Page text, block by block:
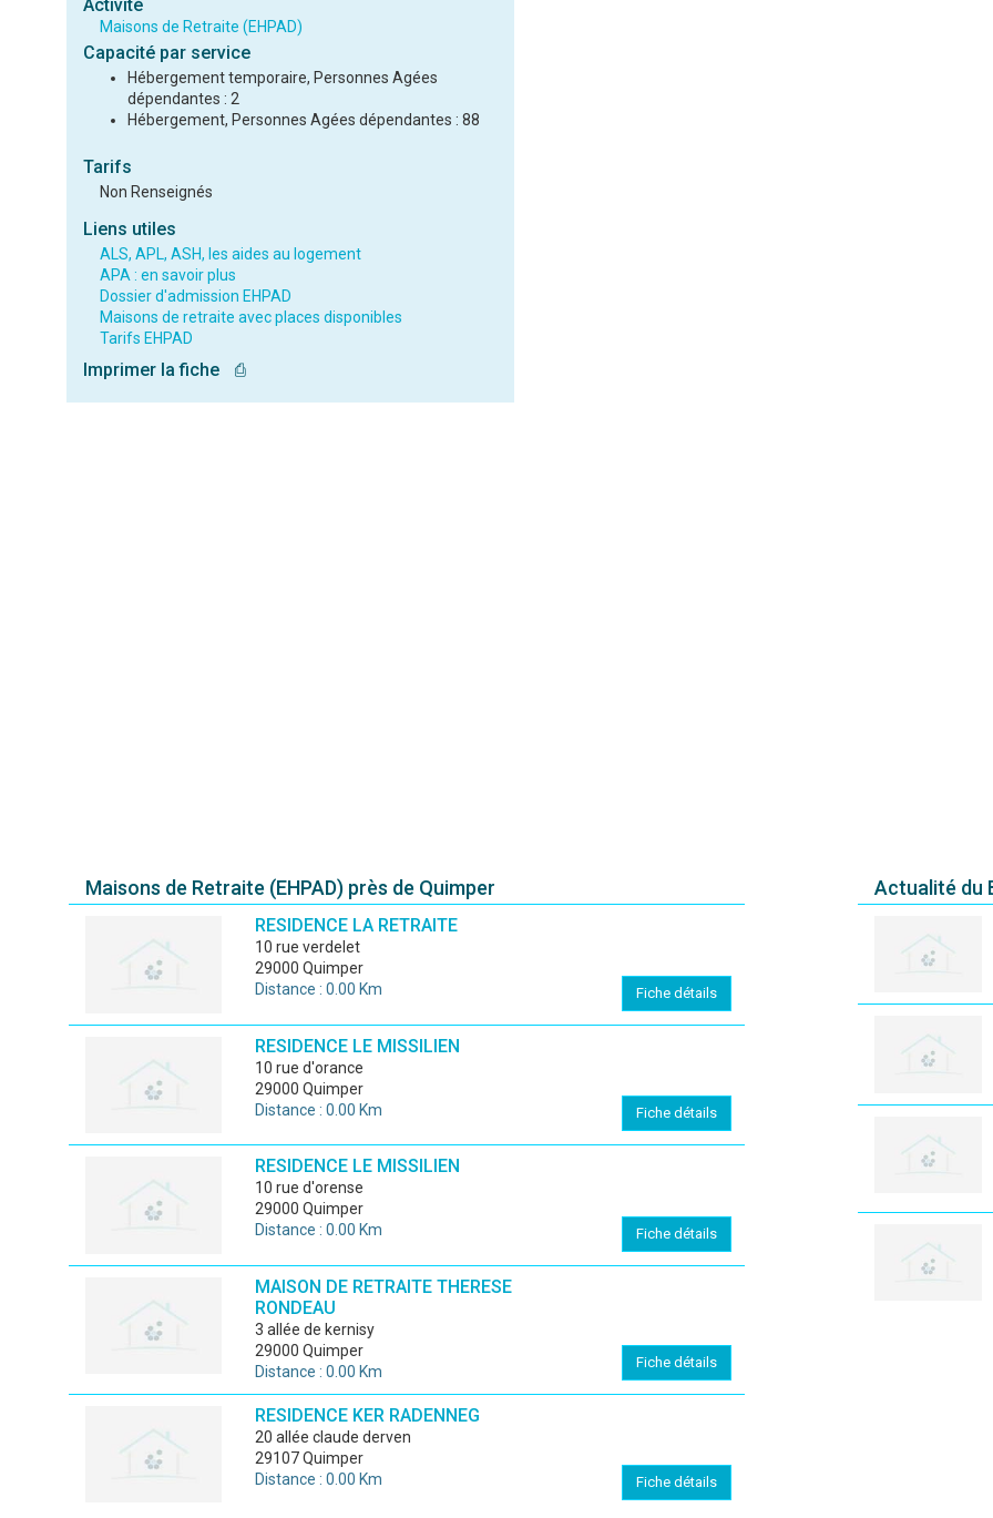
Activité
Maisons de Retraite (EHPAD)
Capacité par service
Hébergement temporaire, Personnes Agées
dépendantes : 2
Hébergement, Personnes Agées dépendantes : 88
Tarifs
Non Renseignés
Liens utiles
ALS, APL, ASH, les aides au logement
APA : en savoir plus
Dossier d'admission EHPAD
Maisons de retraite avec places disponibles
Tarifs EHPAD
Imprimer la fiche ⎙
Maisons de Retraite (EHPAD) près de Quimper
RESIDENCE LA RETRAITE
10 rue verdelet
29000 Quimper
Distance : 0.00 Km
Fiche détails
RESIDENCE LE MISSILIEN
10 rue d'orance
29000 Quimper
Distance : 0.00 Km
Fiche détails
RESIDENCE LE MISSILIEN
10 rue d'orense
29000 Quimper
Distance : 0.00 Km
Fiche détails
MAISON DE RETRAITE THERESE
RONDEAU
3 allée de kernisy
29000 Quimper
Distance : 0.00 Km
Fiche détails
RESIDENCE KER RADENNEG
20 allée claude derven
29107 Quimper
Distance : 0.00 Km
Fiche détails
Actualité du